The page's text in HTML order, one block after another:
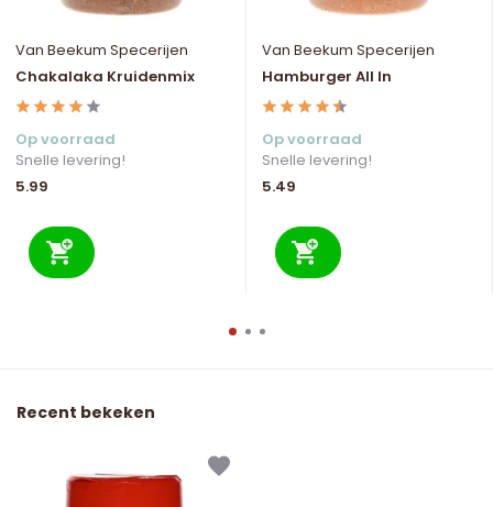
Van Beekum Specerijen
Chakalaka Kruidenmix
Op voorraad
Snelle levering!
5.99
Van Beekum Specerijen
Hamburger All In
Op voorraad
Snelle levering!
5.49
Recent bekeken